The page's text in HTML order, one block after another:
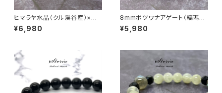
ヒマラヤ水晶（クル渓谷産）×モ
リオン ブレスレット
¥6,980
8mmボツワナアゲート（縞瑪
瑙）ブレスレット
¥5,980